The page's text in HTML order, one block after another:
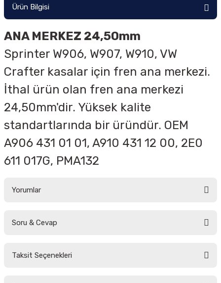
Ürün Bilgisi
ANA MERKEZ 24,50mm
Sprinter W906, W907, W910, VW
Crafter kasalar için fren ana merkezi.
İthal ürün olan fren ana merkezi
24,50mm'dir. Yüksek kalite
standartlarında bir üründür. OEM
A906 431 01 01, A910 431 12 00, 2E0
611 017G, PMA132
Yorumlar
Soru & Cevap
Taksit Seçenekleri